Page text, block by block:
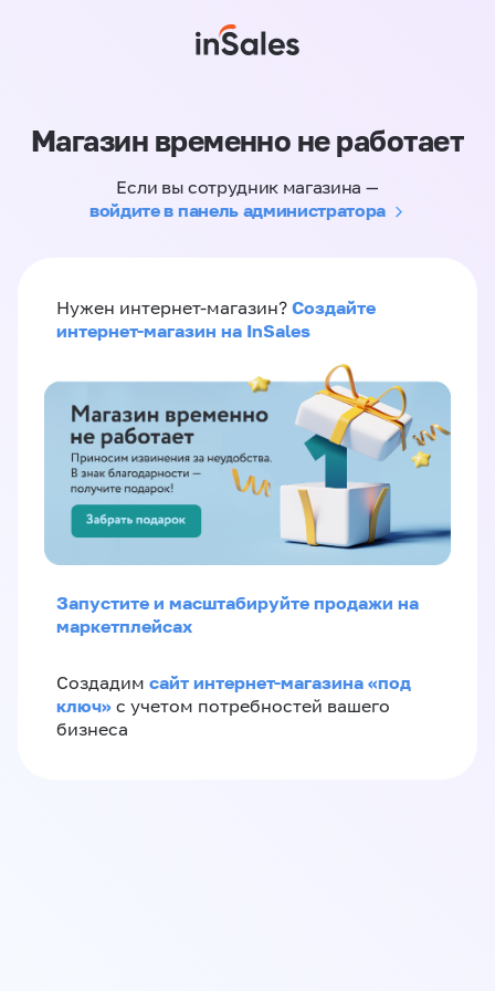
Магазин временно не работает
Если вы сотрудник магазина —
войдите в панель администратора
Нужен интернет-магазин? Создайте
интернет-магазин на InSales
Запустите и масштабируйте продажи на
маркетплейсах
Создадим сайт интернет-магазина «под
ключ» с учетом потребностей вашего
бизнеса